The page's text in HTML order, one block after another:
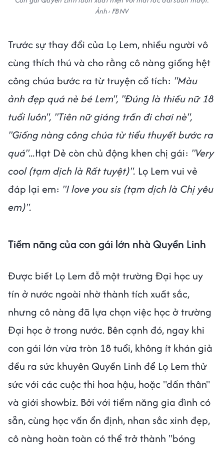
Ảnh: FBNV
Trước sự thay đổi của Lọ Lem, nhiều người vô
cùng thích thú và cho rằng cô nàng giống hệt
công chúa bước ra từ truyện cổ tích: "Màu
ảnh đẹp quá nè bé Lem", "Đúng là thiếu nữ 18
tuổi luôn", "Tiên nữ giáng trần đi chơi nè",
"Giống nàng công chúa từ tiểu thuyết bước ra
quá"...Hạt Dẻ còn chủ động khen chị gái: "Very
cool (tạm dịch là Rất tuyệt)". Lọ Lem vui vẻ
đáp lại em: "I love you sis (tạm dịch là Chị yêu
em)".
Tiềm năng của con gái lớn nhà Quyền Linh
Được biết Lọ Lem đỗ một trường Đại học uy
tín ở nước ngoài nhờ thành tích xuất sắc,
nhưng cô nàng đã lựa chọn việc học ở trường
Đại học ở trong nước. Bên cạnh đó, ngay khi
con gái lớn vừa tròn 18 tuổi, không ít khán giả
đều ra sức khuyên Quyền Linh để Lọ Lem thử
sức với các cuộc thi hoa hậu, hoặc "dấn thân"
và giới showbiz. Bởi với tiềm năng gia đình có
sẵn, cùng học vấn ổn định, nhan sắc xinh đẹp,
cô nàng hoàn toàn có thể trở thành "bóng